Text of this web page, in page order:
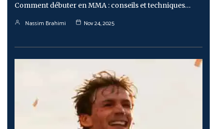
Comment débuter en MMA : conseils et techniques…
Nassim Brahimi Nov 24, 2025